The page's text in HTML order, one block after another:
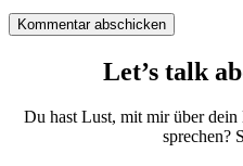
Kommentar abschicken
Let’s talk
Du hast Lust, mit mir über
sprechen?